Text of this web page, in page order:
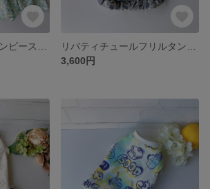
3,600円